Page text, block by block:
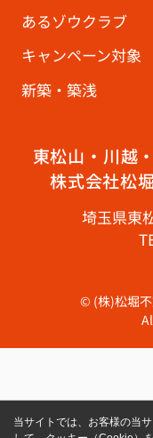
あるゾウクラブ
キャンペーン対象
新築・築浅
東松山・川越
株式会社松
埼玉県東
© (株)松堀
当サイトでは、お客様の当